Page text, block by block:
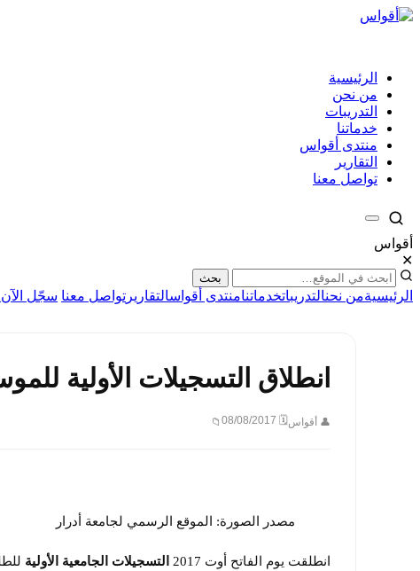
الرئيسية
من نحن
التدريبات
خدماتنا
منتدى أقواس
التقارير
تواصل معنا
أقواس
✕
بحث
الرئيسيةمن نحنالتدريباتخدماتنامنتدى أقواسالتقارير تواصل معنا سجّل
انطلاق التسجيلات الأولية للموسم
👤 أقواس🗓 08/08/2017
📁
مصدر الصورة: الموقع الرسمي لجامعة أدرار
انطلقت يوم الفاتح أوت 2017 التسجيلات الجامعية الأولية